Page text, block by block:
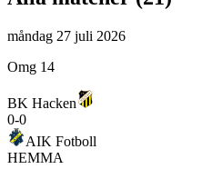
måndag 27 juli 2026
Omg 14
BK Hacken
0-0
AIK Fotboll
HEMMA